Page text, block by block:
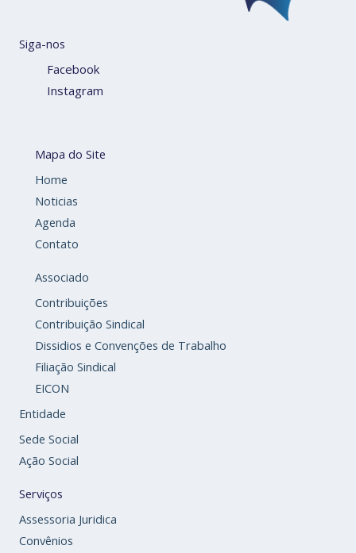
Siga-nos
Facebook
Instagram
Mapa do Site
Home
Noticias
Agenda
Contato
Associado
Contribuições
Contribuição Sindical
Dissidios e Convenções de Trabalho
Filiação Sindical
EICON
Entidade
Sede Social
Ação Social
Serviços
Assessoria Juridica
Convênios